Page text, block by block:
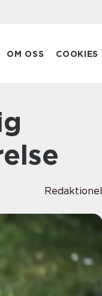
OM OSS COOKIES
Redaktionel